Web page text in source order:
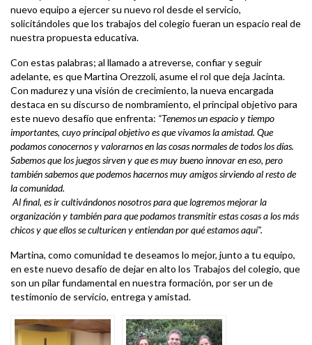
nuevo equipo a ejercer su nuevo rol desde el servicio,
solicitándoles que los trabajos del colegio fueran un espacio real de
nuestra propuesta educativa.
Con estas palabras; al llamado a atreverse, confiar y seguir
adelante, es que Martina Orezzoli, asume el rol que deja Jacinta.
Con madurez y una visión de crecimiento, la nueva encargada
destaca en su discurso de nombramiento, el principal objetivo para
este nuevo desafío que enfrenta: “Tenemos un espacio y tiempo
importantes, cuyo principal objetivo es que vivamos la amistad. Que
podamos conocernos y valorarnos en las cosas normales de todos los días.
Sabemos que los juegos sirven y que es muy bueno innovar en eso, pero
también sabemos que podemos hacernos muy amigos sirviendo al resto de
la comunidad.
Al final, es ir cultivándonos nosotros para que logremos mejorar la
organización y también para que podamos transmitir estas cosas a los más
chicos y que ellos se culturicen y entiendan por qué estamos aquí”.
Martina, como comunidad te deseamos lo mejor, junto a tu equipo,
en este nuevo desafío de dejar en alto los Trabajos del colegio, que
son un pilar fundamental en nuestra formación, por ser un de
testimonio de servicio, entrega y amistad.